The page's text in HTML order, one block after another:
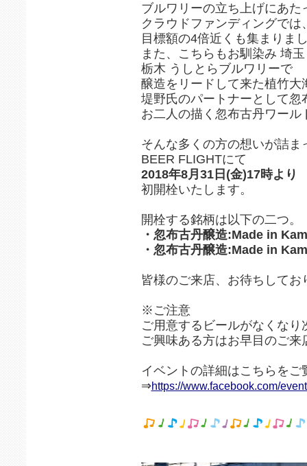
ブルワリーの立ち上げにあた
クラウドファンディングでは
目標額の4倍近くも集まりま
また、こちらもお馴染み 埼
栃木 うしとらブルワリーで
醸造をリードして来た植竹大
堤野氏のパートナーとして
お二人の描く忽布古丹ワー
そんな多くの方の想いが詰ま
BEER FLIGHTにて
2018年8月31日(金)17時より
初開栓いたします。
開栓する銘柄は以下の二つ。
・忽布古丹醸造:Made in
・忽布古丹醸造:Made in
皆様のご来店、お待ちしてお
※ご注意
ご用意するビールがなくな
ご興味ある方はお早目のご
イベントの詳細はこちらをご
⇒https://www.facebook.com/